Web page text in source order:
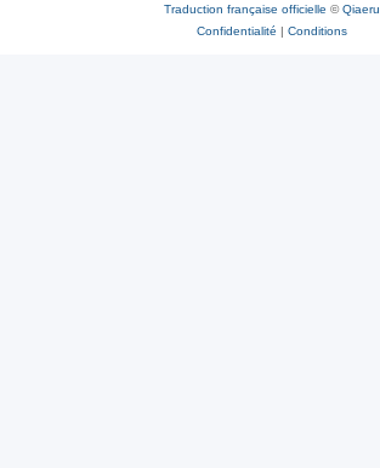
Traduction française officielle ©Qiaeru
Confidentialité | Conditions